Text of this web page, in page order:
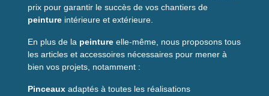
prix pour garantir le succès de vos chantiers de
peinture intérieure et extérieure.
En plus de la peinture elle-même, nous proposons tous
les articles et accessoires nécessaires pour mener à
bien vos projets, notamment :
Pinceaux adaptés à toutes les réalisations